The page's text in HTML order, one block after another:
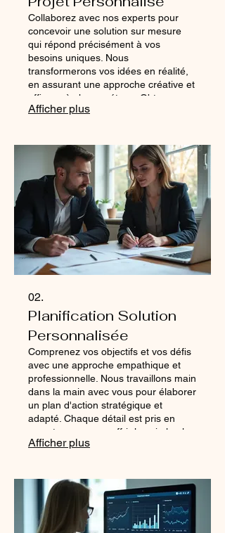
Collaborez avec nos experts pour
concevoir une solution sur mesure
qui répond précisément à vos
besoins uniques. Nous
transformerons vos idées en réalité,
en assurant une approche créative et
efficace à chaque étape. Obtenez un
résultat qui dépasse vos attentes
les défis complexes qui nécessitent
une approche novatrice.
Afficher plus
02.
Planification Solution
Personnalisée
Comprenez vos objectifs et vos défis
avec une approche empathique et
professionnelle. Nous travaillons main
dans la main avec vous pour élaborer
un plan d'action stratégique et
adapté. Chaque détail est pris en
compte pour vous offrir la voie la plus
efficace vers le succès. C'est la
Afficher plus